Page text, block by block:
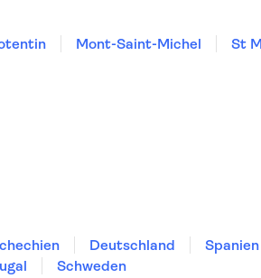
Mont-Saint-Michel St
Deutschland Spanien
Schweden